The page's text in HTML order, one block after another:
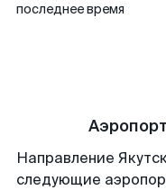
последнее время
Направление
следующие